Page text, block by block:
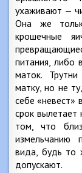
ухаживают —
Она же
крошечные
питания, либо
маток.
матку, но не
себе «невест»
срок вылетает
том, что
измельчанию
вида, будь то
допускают.